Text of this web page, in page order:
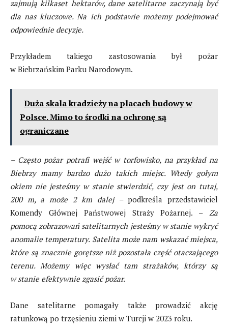
zajmują kilkaset hektarów, dane satelitarne zaczynają być
dla nas kluczowe. Na ich podstawie możemy podejmować
odpowiednie decyzje.
Przykładem takiego zastosowania był pożar
w Biebrzańskim Parku Narodowym.
Duża skala kradzieży na placach budowy w
Polsce. Mimo to środki na ochronę są
ograniczane
– Często pożar potrafi wejść w torfowisko, na przykład na
Biebrzy mamy bardzo dużo takich miejsc. Wtedy gołym
okiem nie jesteśmy w stanie stwierdzić, czy jest on tutaj,
200 m, a może 2 km dalej – podkreśla przedstawiciel
Komendy Głównej Państwowej Straży Pożarnej. – Za
pomocą zobrazowań satelitarnych jesteśmy w stanie wykryć
anomalie temperatury. Satelita może nam wskazać miejsca,
które są znacznie gorętsze niż pozostała część otaczającego
terenu. Możemy więc wysłać tam strażaków, którzy są
w stanie efektywnie zgasić pożar.
Dane satelitarne pomagały także prowadzić akcję
ratunkową po trzęsieniu ziemi w Turcji w 2023 roku.